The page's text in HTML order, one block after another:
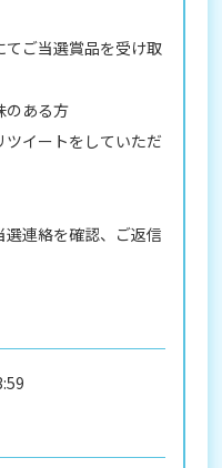
てご当選賞品を受け取
のある方
イートをしていただ
連絡を確認、ご返信